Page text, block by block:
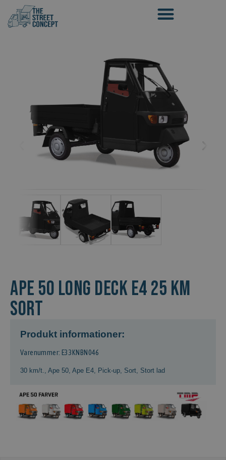
APE 50 LONG DECK E4 25 KM
sort
Produkt informationer:
Varenummer: E33KNBN046
30 km/t. Ape 50 Ape E4 Pick-up Sort Stort lad